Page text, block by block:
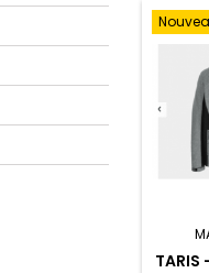
TARIS